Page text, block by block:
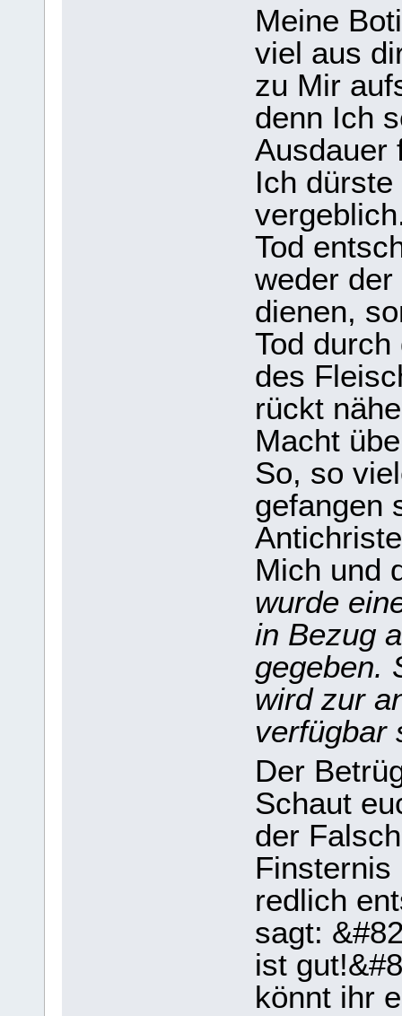
Meine
viel aus
zu Mir
denn Ich
Ausdauer
Ich
Tod
weder
dienen,
Tod durch
des
rückt
Macht
So, so
gefangen
Mich und
wurde
in Bezug
gegeben.
wird zur
verfügbar
Der
Schaut
der
Finsternis
redlich
sagt:
ist
könnt ihr